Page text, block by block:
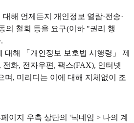
해 언제든지 개인정보 열람·전송·
의 철회 등을 요구(이하 "권리 행
해 「개인정보 보호법 시행령」 제
전화, 전자우편, 팩스(FAX), 인터넷
며, 미리디는 이에 대해 지체없이 조
이지 우측 상단의 '닉네임 > 나의 계